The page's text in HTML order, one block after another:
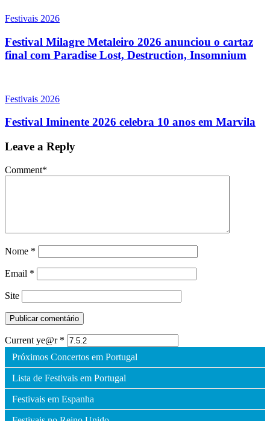
Festivais 2026
Festival Milagre Metaleiro 2026 anunciou o cartaz
final com Paradise Lost, Destruction, Insomnium
Festivais 2026
Festival Iminente 2026 celebra 10 anos em Marvila
Leave a Reply
Comment*
Nome *
Email *
Site
Current ye@r *
Próximos Concertos em Portugal
Lista de Festivais em Portugal
Festivais em Espanha